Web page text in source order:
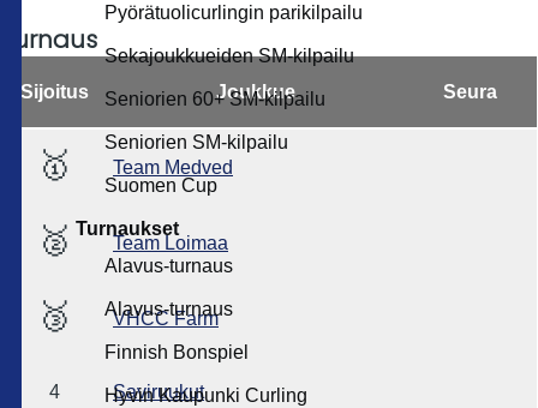
Pyörätuolicurlingin parikilpailu
Sekajoukkueiden SM-kilpailu
Seniorien 60+ SM-kilpailu
Seniorien SM-kilpailu
Suomen Cup
Turnaukset
Alavus-turnaus
Alavus-turnaus
Finnish Bonspiel
Hyvin Kaupunki Curling
Turnaus
Sijoitus Joukkue Seura
🥇 Team Medved
🥈 Team Loimaa
🥉 VHCC Farm
4 Saviruukut